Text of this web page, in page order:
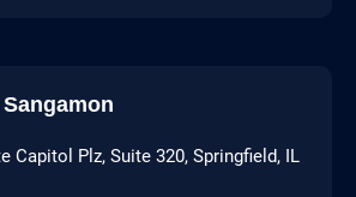
Capitol Plz, Suite 320, Springfield, IL